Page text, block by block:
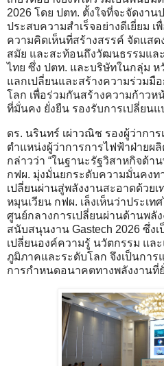
2026 โดย ปตท. ตั้งใจที่จะจัดงา
ประสบความสำเร็จอย่างดีเยี่ยม เ
ความคิดเห็นที่สร้างสรรค์ จัดแส
สมัย และสะท้อนถึงวัฒนธรรมแล
ไทย ซึ่ง ปตท. และบริษัทในกลุ่ม ห
แลกเปลี่ยนและสร้างความร่วมมื
โลก เพื่อร่วมกันสร้างความก้าว
ที่มั่นคง ยั่งยืน รองรับการเปลี่ยน
ดร. นรินทร์ เผ่าวณิช รองผู้ว่าการ
ตำแหน่งผู้ว่าการการไฟฟ้าฝ่ายผ
กล่าวว่า “ในฐานะรัฐวิสาหกิจด้า
กฟผ. มุ่งมั่นยกระดับความมั่นคงท
เปลี่ยนผ่านสู่พลังงานสะอาดด้วย
หมุนเวียน กฟผ. เล็งเห็นว่าประเ
ศูนย์กลางการเปลี่ยนผ่านด้านพลั
สนับสนุนงาน Gastech 2026 ซึ่ง
เปลี่ยนองค์ความรู้ นวัตกรรม แล
ภูมิภาคและระดับโลก จึงเป็นกา
การกำหนดอนาคตทางพลังงานที่